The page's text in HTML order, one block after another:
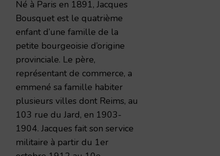
Né à Paris en 1891, Jacques
Bousquet est le quatrième
enfant d’une famille de la
petite bourgeoisie d’origine
provinciale. Le père,
représentant de commerce, a
emmené sa famille habiter
plusieurs villes dont Reims, au
103 rue du Jard, en 1903-
1904. Jacques fait son service
militaire à partir du 1er